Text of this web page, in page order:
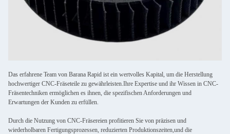
Das erfahrene Team von Barana Rapid ist ein wertvolles Kapital, um die Herstellung
hochwertiger CNC-Fräseteile zu gewährleisten.Ihre Expertise und ihr Wissen in CNC-
Fräsentechniken ermöglichen es ihnen, die spezifischen Anforderungen und
Erwartungen der Kunden zu erfüllen.
Durch die Nutzung von CNC-Fräsereien profitieren Sie von präzisen und
wiederholbaren Fertigungsprozessen, reduzierten Produktionszeiten,und die